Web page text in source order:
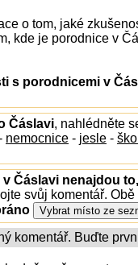
o tom, jaké
kde je porodnice v
s porodnicemi v
Čáslavi, nahlédněte
nemocnice - jesle -
Čáslavi nenajdou
svůj komentář.
komentář. Buďte